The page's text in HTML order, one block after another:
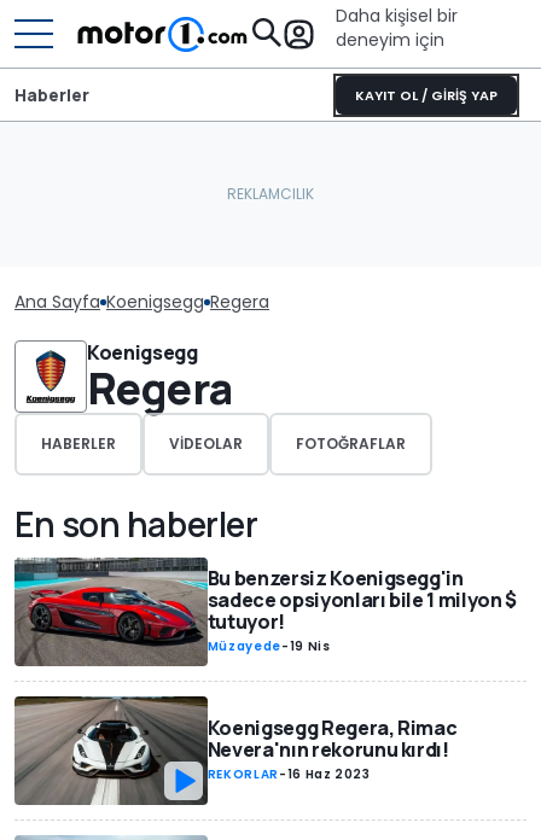
Daha kişisel bir
deneyim için
KAYIT OL / GİRİŞ YAP
Haberler
Ana Sayfa Koenigsegg Regera
Koenigsegg
Regera
HABERLER VIDEOLAR FOTOĞRAFLAR
En son haberler
Bu benzersiz Koenigsegg'in
sadece opsiyonları bile 1 milyon $
tutuyor!
Müzayede-19 Nis
Koenigsegg Regera, Rimac
Nevera'nın rekorunu kırdı!
REKORLAR -16 Haz 2023